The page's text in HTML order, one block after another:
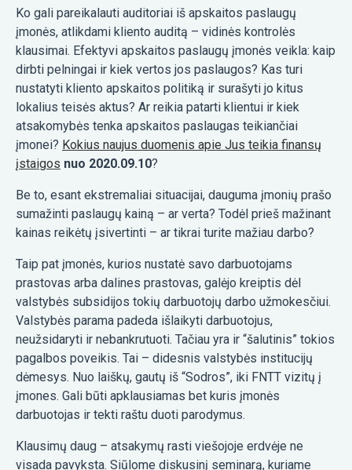
Ko gali pareikalauti auditoriai iš apskaitos paslaugų
įmonės, atlikdami kliento auditą – vidinės kontrolės
klausimai. Efektyvi apskaitos paslaugų įmonės veikla: kaip
dirbti pelningai ir kiek vertos jos paslaugos? Kas turi
nustatyti kliento apskaitos politiką ir surašyti jo kitus
lokalius teisės aktus? Ar reikia patarti klientui ir kiek
atsakomybės tenka apskaitos paslaugas teikiančiai
įmonei? Kokius naujus duomenis apie Jus teikia finansų
įstaigos nuo 2020.09.10?
Be to, esant ekstremaliai situacijai, dauguma įmonių prašo
sumažinti paslaugų kainą – ar verta? Todėl prieš mažinant
kainas reikėtų įsivertinti – ar tikrai turite mažiau darbo?
Taip pat įmonės, kurios nustatė savo darbuotojams
prastovas arba dalines prastovas, galėjo kreiptis dėl
valstybės subsidijos tokių darbuotojų darbo užmokesčiui.
Valstybės parama padeda išlaikyti darbuotojus,
neužsidaryti ir nebankrutuoti. Tačiau yra ir “šalutinis” tokios
pagalbos poveikis. Tai – didesnis valstybės institucijų
dėmesys. Nuo laiškų, gautų iš “Sodros”, iki FNTT vizitų į
įmones. Gali būti apklausiamas bet kuris įmonės
darbuotojas ir tekti raštu duoti parodymus.
Klausimų daug – atsakymų rasti viešojoje erdvėje ne
visada pavyksta. Siūlome diskusinį seminarą, kuriame